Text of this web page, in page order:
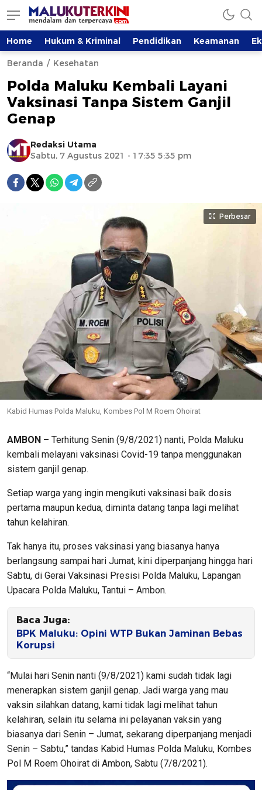
Home Hukum & Kriminal Pendidikan Keamanan
Beranda Kesehatan
Polda Maluku Kembali Layani
Vaksinasi Tanpa Sistem Ganjil
Genap
Redaksi Utama
Sabtu, 7 Agustus 2021 - 17:35 5:35 pm
Perbesar
Kabid Humas Polda Maluku, Kombes Pol M Roem Ohoirat
AMBON – Terhitung Senin (9/8/2021) nanti, Polda Maluku
kembali melayani vaksinasi Covid-19 tanpa menggunakan
sistem ganjil genap.
Setiap warga yang ingin mengikuti vaksinasi baik dosis
pertama maupun kedua, diminta datang tanpa lagi melihat
tahun kelahiran.
Tak hanya itu, proses vaksinasi yang biasanya hanya
berlangsung sampai hari Jumat, kini diperpanjang hingga hari
Sabtu, di Gerai Vaksinasi Presisi Polda Maluku, Lapangan
Upacara Polda Maluku, Tantui – Ambon.
Baca Juga:
BPK Maluku: Opini WTP Bukan Jaminan Bebas
Korupsi
“Mulai hari Senin nanti (9/8/2021) kami sudah tidak lagi
menerapkan sistem ganjil genap. Jadi warga yang mau
vaksin silahkan datang, kami tidak lagi melihat tahun
kelahiran, selain itu selama ini pelayanan vaksin yang
biasanya dari Senin – Jumat, sekarang diperpanjang menjadi
Senin – Sabtu,” tandas Kabid Humas Polda Maluku, Kombes
Pol M Roem Ohoirat di Ambon, Sabtu (7/8/2021).